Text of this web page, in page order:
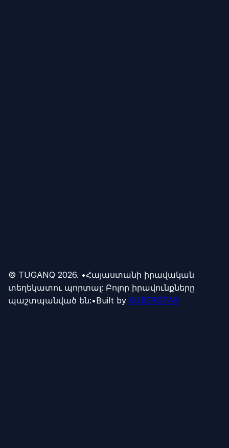
© TUGANQ 2026. •Հայաստանի իրավական
տեղեկատու պորտալ: Բոլոր իրավունքները
պաշտպանված են:•Built by KUBERSTAR